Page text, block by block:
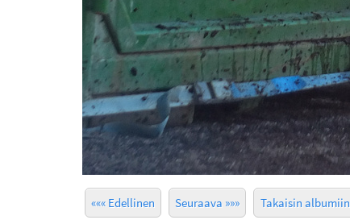
««« Edellinen Seuraava »»» Takaisin albumiin